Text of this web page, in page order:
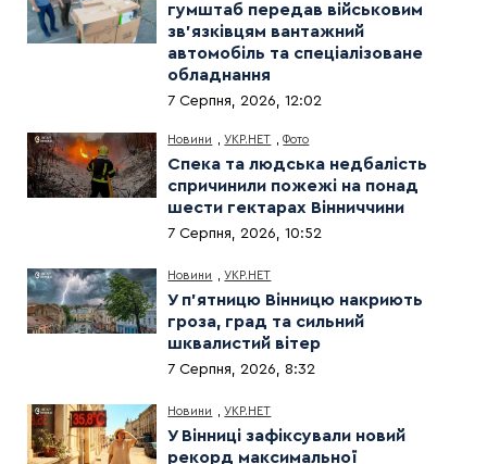
гумштаб передав військовим
зв’язківцям вантажний
автомобіль та спеціалізоване
обладнання
7 Серпня, 2026, 12:02
Новини ,УКР.НЕТ ,Фото
Спека та людська недбалість
спричинили пожежі на понад
шести гектарах Вінниччини
7 Серпня, 2026, 10:52
Новини ,УКР.НЕТ
У п’ятницю Вінницю накриють
гроза, град та сильний
шквалистий вітер
7 Серпня, 2026, 8:32
Новини ,УКР.НЕТ
У Вінниці зафіксували новий
рекорд максимальної